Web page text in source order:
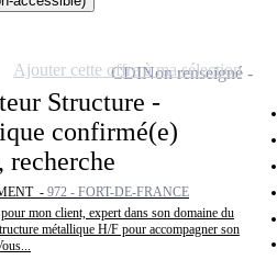
Structure -
confirmé(e)
recherche
- 972 - FORT-DE-FRANCE
mon client, expert dans son domaine du
métallique H/F pour accompagner son
CDINon renseigné
Ajouter cette offre à ma sélection